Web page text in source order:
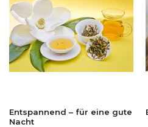
Entspannend – für eine gute
Nacht